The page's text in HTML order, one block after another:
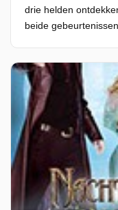
drie helden
beide gebeurtenissen.